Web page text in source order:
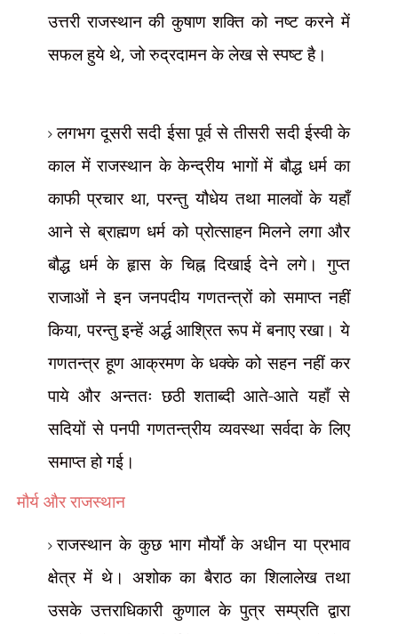
उत्तरी राजस्थान की कुषाण शक्ति को नष्ट करने में
सफल हुये थे,जो रुद्रदामन के लेख से स्पष्ट है।
लगभग दूसरी सदी ईसा पूर्व से तीसरी सदी ईस्वी के
काल में राजस्थान के केन्द्रीय भागों में बौद्ध धर्म का
काफी प्रचार था,परन्तु यौधेय तथा मालवों के यहाँ
आने से ब्राह्मण धर्म को प्रोत्साहन मिलने लगा और
बौद्ध धर्म के हृास के चिह्न दिखाई देने लगे। गुप्त
राजाओं ने इन जनपदीय गणतन्त्रों को समाप्त नहीं
किया,परन्तु इन्हें अर्द्ध आश्रित रूप में बनाए रखा। ये
गणतन्त्र हूण आक्रमण के धक्के को सहन नहीं कर
पाये और अन्ततः छठी शताब्दी आते-आते यहाँ से
सदियों से पनपी गणतन्त्रीय व्यवस्था सर्वदा के लिए
समाप्त हो गई।
मौर्य और राजस्थान
राजस्थान के कुछ भाग मौर्यों के अधीन या प्रभाव
क्षेत्र में थे। अशोक का बैराठ का शिलालेख तथा
उसके उत्तराधिकारी कुणाल के पुत्र सम्प्रति द्वारा